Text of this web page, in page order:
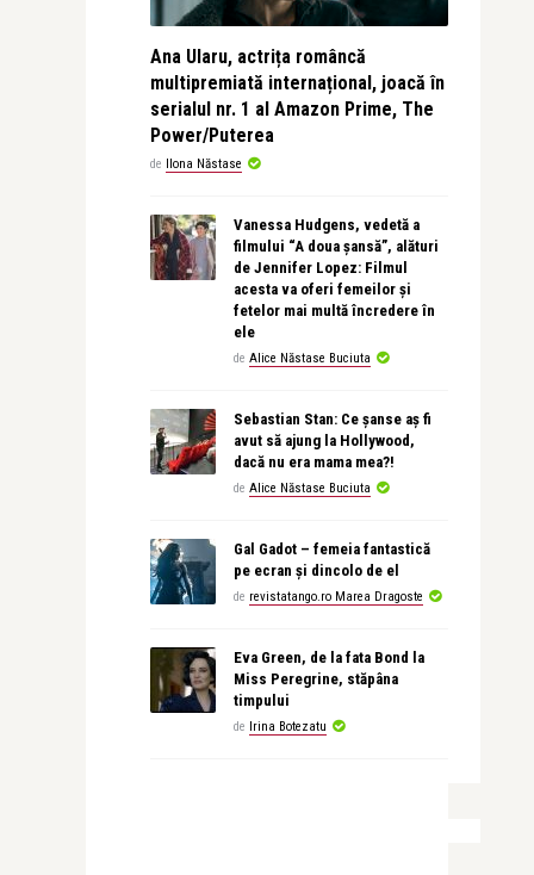
Ana Ularu, actrița româncă
multipremiată internațional, joacă în
serialul nr. 1 al Amazon Prime, The
Power/Puterea
de Ilona Năstase
Vanessa Hudgens, vedetă a
filmului “A doua șansă”, alături
de Jennifer Lopez: Filmul
acesta va oferi femeilor și
fetelor mai multă încredere în
ele
de Alice Năstase Buciuta
Sebastian Stan: Ce șanse aș fi
avut să ajung la Hollywood,
dacă nu era mama mea?!
de Alice Năstase Buciuta
Gal Gadot – femeia fantastică
pe ecran și dincolo de el
de revistatango.ro Marea Dragoste
Eva Green, de la fata Bond la
Miss Peregrine, stăpâna
timpului
de Irina Botezatu